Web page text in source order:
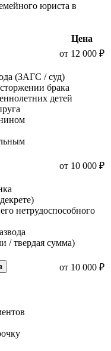
юриста в
Цена
от 12 000 ₽
(ЗАГС / суд)
брака
детей
от 10 000 ₽
нетрудоспособного
/ твердая сумма)
от 10 000 ₽